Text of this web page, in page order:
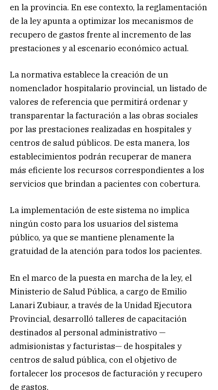
en la provincia. En ese contexto, la reglamentación
de la ley apunta a optimizar los mecanismos de
recupero de gastos frente al incremento de las
prestaciones y al escenario económico actual.
La normativa establece la creación de un
nomenclador hospitalario provincial, un listado de
valores de referencia que permitirá ordenar y
transparentar la facturación a las obras sociales
por las prestaciones realizadas en hospitales y
centros de salud públicos. De esta manera, los
establecimientos podrán recuperar de manera
más eficiente los recursos correspondientes a los
servicios que brindan a pacientes con cobertura.
La implementación de este sistema no implica
ningún costo para los usuarios del sistema
público, ya que se mantiene plenamente la
gratuidad de la atención para todos los pacientes.
En el marco de la puesta en marcha de la ley, el
Ministerio de Salud Pública, a cargo de Emilio
Lanari Zubiaur, a través de la Unidad Ejecutora
Provincial, desarrolló talleres de capacitación
destinados al personal administrativo —
admisionistas y facturistas— de hospitales y
centros de salud pública, con el objetivo de
fortalecer los procesos de facturación y recupero
de gastos.